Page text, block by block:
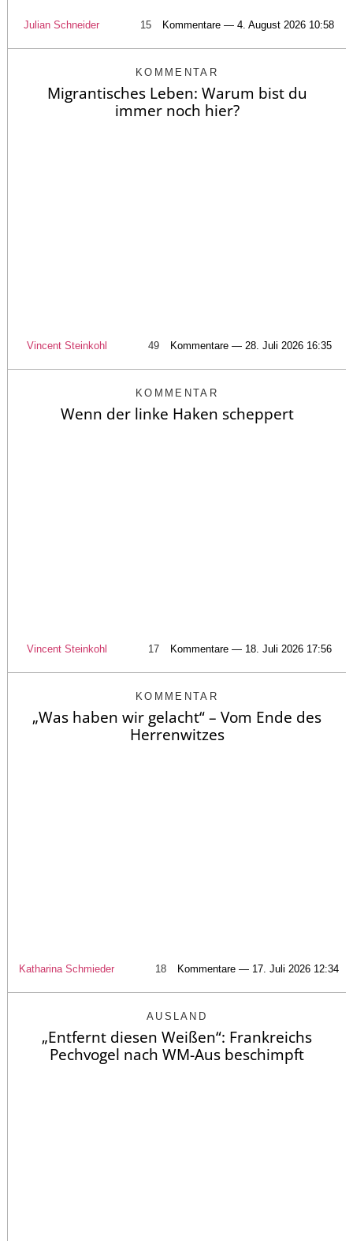
Julian Schneider 15 Kommentare — 4. August 2026 10:58
KOMMENTAR
Migrantisches Leben: Warum bist du
immer noch hier?
Vincent Steinkohl 49 Kommentare — 28. Juli 2026 16:35
KOMMENTAR
Wenn der linke Haken scheppert
Vincent Steinkohl 17 Kommentare — 18. Juli 2026 17:56
KOMMENTAR
„Was haben wir gelacht“ – Vom Ende des
Herrenwitzes
Katharina Schmieder 18 Kommentare — 17. Juli 2026 12:34
AUSLAND
„Entfernt diesen Weißen“: Frankreichs
Pechvogel nach WM-Aus beschimpft